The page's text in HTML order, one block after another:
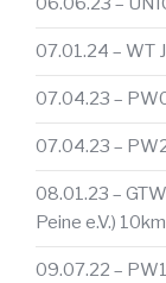
07.01.24 – WT
07.04.23 –
07.04.23 –
08.01.23 –
Peine e.V.) 10km
09.07.22 –